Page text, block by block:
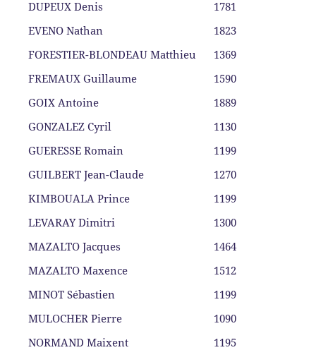
DUPEUX Denis
1781
EVENO Nathan
1823
FORESTIER-BLONDEAU Matthieu
1369
FREMAUX Guillaume
1590
GOIX Antoine
1889
GONZALEZ Cyril
1130
GUERESSE Romain
1199
GUILBERT Jean-Claude
1270
KIMBOUALA Prince
1199
LEVARAY Dimitri
1300
MAZALTO Jacques
1464
MAZALTO Maxence
1512
MINOT Sébastien
1199
MULOCHER Pierre
1090
NORMAND Maixent
1195